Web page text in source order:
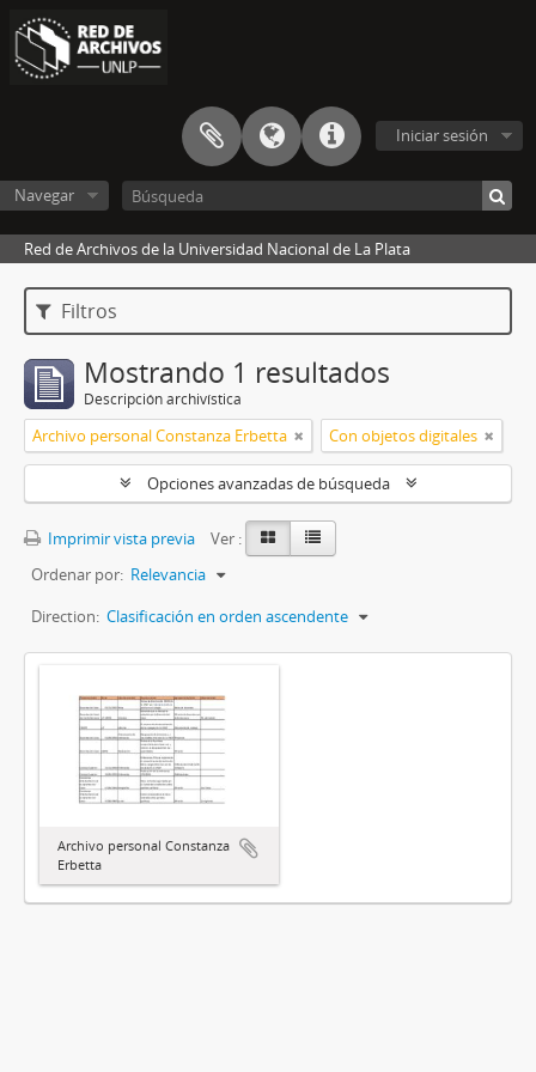
Iniciar sesión
Navegar
Red de Archivos de la Universidad Nacional de La Plata
Filtros
Mostrando 1 resultados
Descripción archivística
Archivo personal Constanza Erbetta Con objetos digitales
Opciones avanzadas de búsqueda
Imprimir vista previa
Ver :
Ordenar por: Relevancia
Direction: Clasificación en orden ascendente
Archivo personal Constanza
Erbetta